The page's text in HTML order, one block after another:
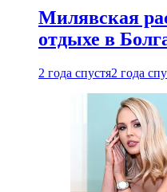
Милявская
отдыхе в
2 года спустя2 года